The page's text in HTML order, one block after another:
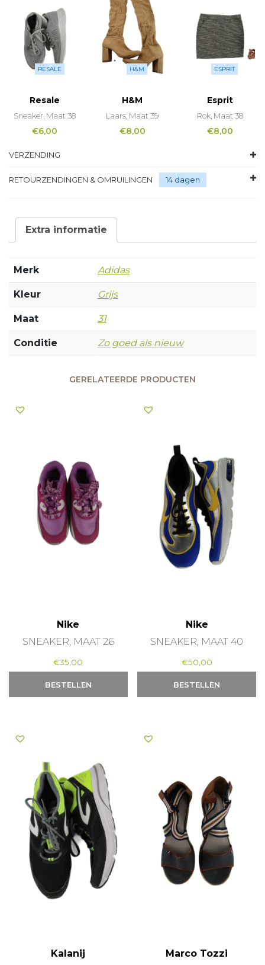
RESALE
Resale
Sneaker, Maat 38
€6,00
H&M
H&M
Laars, Maat 39
€8,00
ESPRIT
Esprit
Rok, Maat 38
€8,00
VERZENDING
RETOURZENDINGEN & OMRUILINGEN 14 dagen
Extra informatie
Merk Adidas
Kleur Grijs
Maat 31
Conditie Zo goed als nieuw
GERELATEERDE PRODUCTEN
Nike
SNEAKER, MAAT 26
€35,00
BESTELLEN
Nike
SNEAKER, MAAT 40
€50,00
BESTELLEN
Kalanij
Marco Tozzi